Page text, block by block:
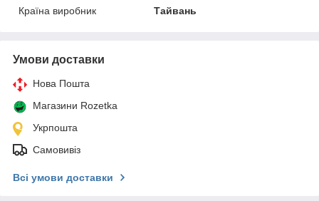
Країна виробник
Тайвань
Умови доставки
Нова Пошта
Магазини Rozetka
Укрпошта
Самовивіз
Всі умови доставки